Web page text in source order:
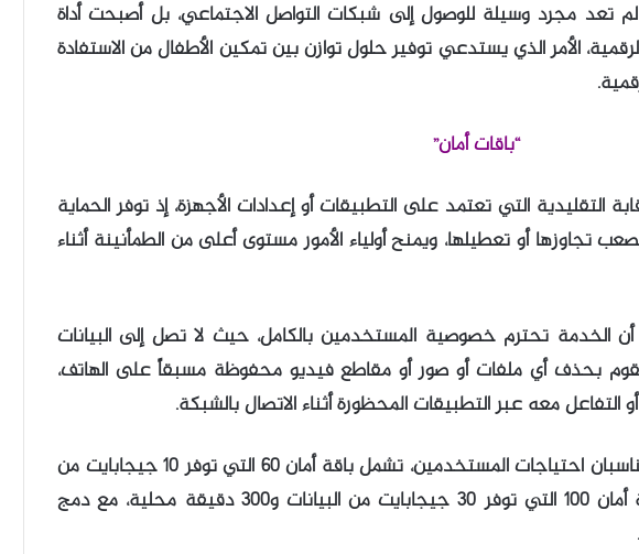
تعد مجرد وسيلة للوصول إلى شبكات التواصل الاجتماعي، بل أصبحت أداة
الأمر الذي يستدعي توفير حلول توازن بين تمكين الأطفال من الاستفادة
“باقات أمان”
التقليدية التي تعتمد على التطبيقات أو إعدادات الأجهزة، إذ توفر الحماية
تجاوزها أو تعطيلها، ويمنح أولياء الأمور مستوى أعلى من الطمأنينة أثناء
الخدمة تحترم خصوصية المستخدمين بالكامل، حيث لا تصل إلى البيانات
بحذف أي ملفات أو صور أو مقاطع فيديو محفوظة مسبقاً على الهاتف،
التفاعل معه عبر التطبيقات المحظورة أثناء الاتصال بالشبكة.
وتتوفر “باقات أمان” ضمن خيارين يناسبان احتياجات المستخدمين، تشمل باقة أمان 60 التي توفر 10 جيجابايت من
البيانات و100 دقيقة محلية، وباقة أمان 100 التي توفر 30 جيجابايت من البيانات و300 دقيقة محلية، مع دمج